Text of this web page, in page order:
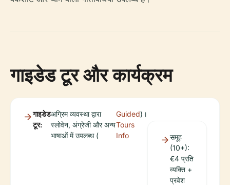
गाइडेड टूर और कार्यक्रम
गाइडेड
टूर:
अग्रिम व्यवस्था द्वारा
स्लोवेन, अंग्रेजी और अन्य
भाषाओं में उपलब्ध (
Guided
Tours
Info
)।
समूह
(10+):
€4 प्रति
व्यक्ति +
प्रवेश